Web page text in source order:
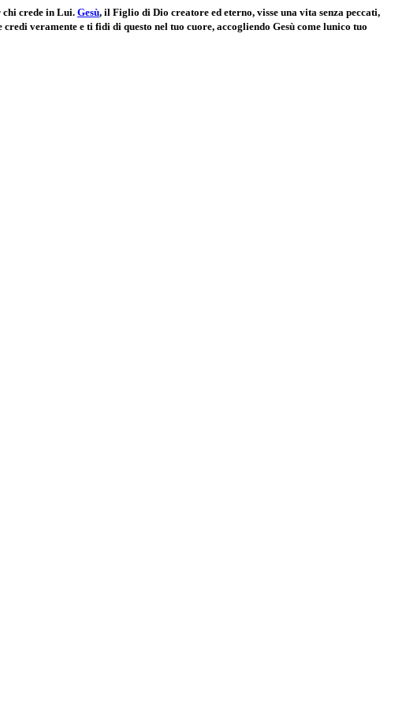
chi crede in Lui. Gesù, il Figlio di Dio creatore ed eterno, visse una vita senza peccati,
credi veramente e ti fidi di questo nel tuo cuore, accogliendo Gesù come lunico tuo